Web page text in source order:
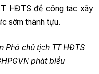
HĐTS để công tác xây
sớm thành tựu.
Phó chủ tịch TT HĐTS
phát biểu